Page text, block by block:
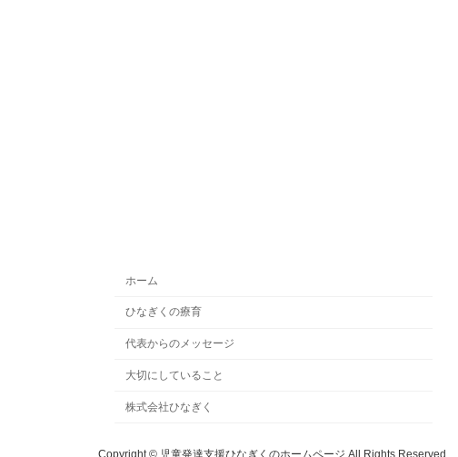
ホーム
ひなぎくの療育
代表からのメッセージ
大切にしていること
株式会社ひなぎく
Copyright © 児童発達支援ひなぎくのホームページ All Rights Reserved.